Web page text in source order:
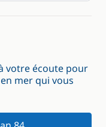
votre écoute pour
mer qui vous